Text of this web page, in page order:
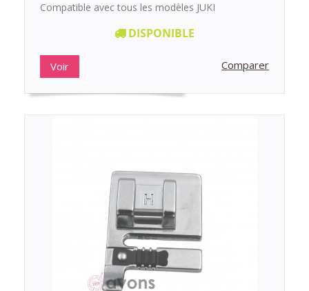
Compatible avec tous les modèles JUKI
DISPONIBLE
Voir Comparer